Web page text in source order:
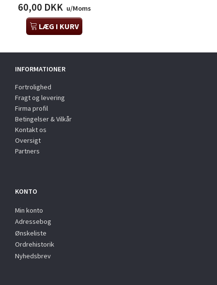
60,00 DKK u/Moms
LÆG I KURV
INFORMATIONER
Fortrolighed
Fragt og levering
Firma profil
Betingelser & Vilkår
Kontakt os
Oversigt
Partners
KONTO
Min konto
Adressebog
Ønskeliste
Ordrehistorik
Nyhedsbrev